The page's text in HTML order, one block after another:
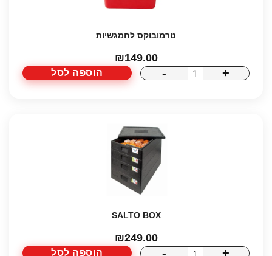
טרמובוקס לחמגשיות
₪149.00
+
כמות
- הוספה לסל
SALTO BOX
₪249.00
+
- הוספה לסל